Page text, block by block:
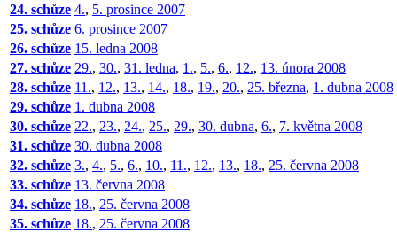
24. schůze 4., 5. prosince 2007
25. schůze 6. prosince 2007
26. schůze 15. ledna 2008
27. schůze 29., 30., 31. ledna, 1., 5., 6., 12., 13. února 2008
28. schůze 11., 12., 13., 14., 18., 19., 20., 25. března, 1. dubna 2008
29. schůze 1. dubna 2008
30. schůze 22., 23., 24., 25., 29., 30. dubna, 6., 7. května 2008
31. schůze 30. dubna 2008
32. schůze 3., 4., 5., 6., 10., 11., 12., 13., 18., 25. června 2008
33. schůze 13. června 2008
34. schůze 18., 25. června 2008
35. schůze 18., 25. června 2008